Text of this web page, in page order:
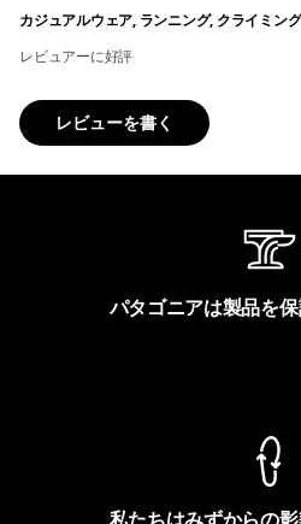
カジュアルウェア, ランニング, クライミング
レビュアーに好評
レビューを書く
パタゴニアは製品を保